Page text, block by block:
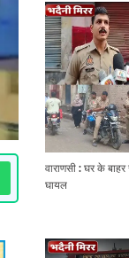
वाराणसी : घर के
घायल